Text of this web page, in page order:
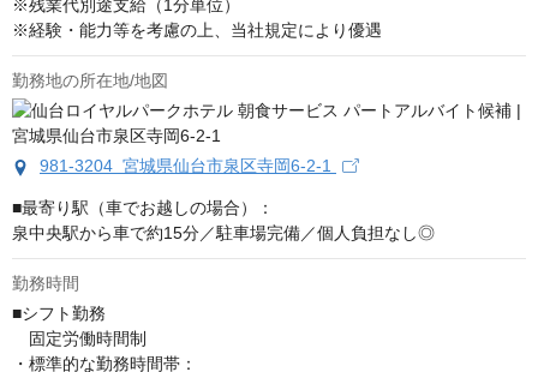
※残業代別途支給（1分単位）
※経験・能力等を考慮の上、当社規定により優遇
勤務地の所在地/地図
981-3204 宮城県仙台市泉区寺岡6-2-1
■最寄り駅（車でお越しの場合）：
泉中央駅から車で約15分／駐車場完備／個人負担なし◎
勤務時間
■シフト勤務
固定労働時間制
・標準的な勤務時間帯：